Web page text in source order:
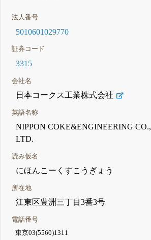
法人番号
5010601029770
証券コード
3315
会社名
日本コークス工業株式会社
英語名称
NIPPON COKE&ENGINEERING CO.,
LTD.
読み仮名
にほんこーくすこうぎょう
所在地
江東区豊洲三丁目3番3号
電話番号
東京03(5560)1311